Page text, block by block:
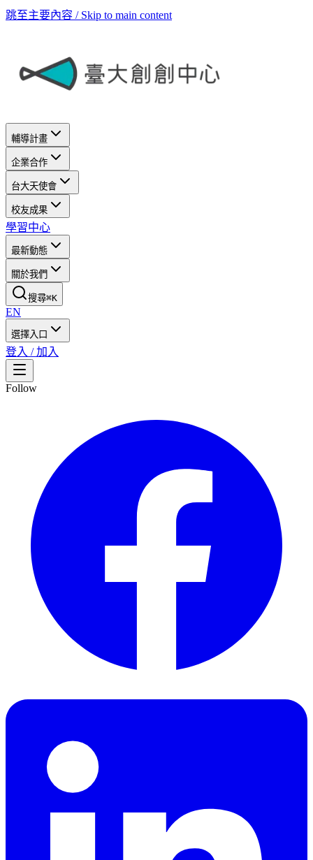
跳至主要內容 / Skip to main content
輔導計畫
企業合作
台大天使會
校友成果
學習中心
最新動態
關於我們
搜尋⌘K
EN
選擇入口
登入 / 加入
Follow